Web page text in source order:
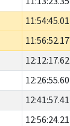
11:54:45.01
11:56:52.17
12:12:17.62
12:26:55.60
12:41:57.41
12:56:24.21